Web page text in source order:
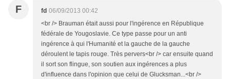
F fd 06/09/2013 00:42
<br /> Brauman était aussi pour l'ingérence en République
fédérale de Yougoslavie. Ce type passe pour un anti
ingérence à qui l'Humanité et la gauche de la gauche
déroulent le tapis rouge. Très pervers<br /> car ensuite quand
il sort son flingue, son soutien aux ingérences a plus
d'influence dans l'opinion que celui de Glucksman...<br />